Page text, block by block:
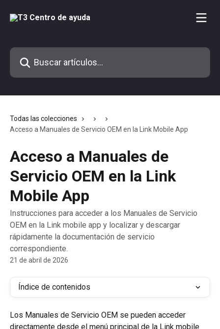
Buscar artículos...
Todas las colecciones
Acceso a Manuales de Servicio OEM en la Link Mobile App
Acceso a Manuales de
Servicio OEM en la Link
Mobile App
Instrucciones para acceder a los Manuales de Servicio
OEM en la Link mobile app y localizar y descargar
rápidamente la documentación de servicio
correspondiente.
21 de abril de 2026
Índice de contenidos
Los Manuales de Servicio OEM se pueden acceder
directamente desde el menú principal de la Link mobile